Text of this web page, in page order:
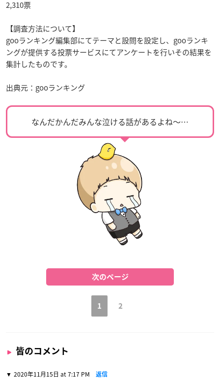
2,310票
【調査方法について】
gooランキング編集部にてテーマと設問を設定し、gooランキ
ングが提供する投票サービスにてアンケートを行いその結果を
集計したものです。
出典元：gooランキング
なんだかんだみんな泣ける話があるよね〜…
次のページ
1 2
皆のコメント
2020年11月15日 at 7:17 PM 返信